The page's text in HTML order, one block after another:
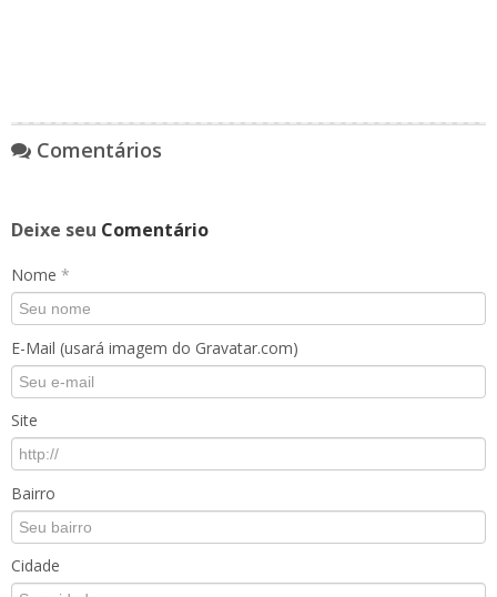
Comentários
Deixe seu Comentário
Nome *
E-Mail (usará imagem do Gravatar.com)
Site
Bairro
Cidade